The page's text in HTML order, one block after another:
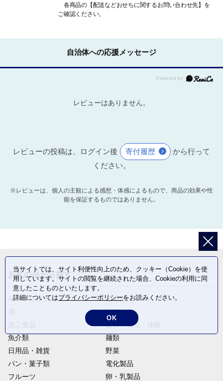
各商品の【配送などおせちに関するお問い合わせ先】を
ご確認ください。
自治体への応援メッセージ
レビューはありません。
レビューの投稿は、ログイン後 寄付履歴
から行って
ください。
※レビューは、個人の主観による感想・体感によるもので、商品の効果や性
能を保証するものではありません。
お礼の品から探す
ANAオリジナル
定期便
肉類
旅行・宿泊・体験
魚介類
麺類
日用品・雑貨
野菜
パン・菓子類
電化製品
フルーツ
卵・乳製品
当サイトでは、サイト利便性向上のため、クッキー（Cookie）を使
用しています。サイトの閲覧を継続された場合、Cookieの利用に同
意したことものといたします。
詳細についてはプライバシーポリシーをお読みください。
OK